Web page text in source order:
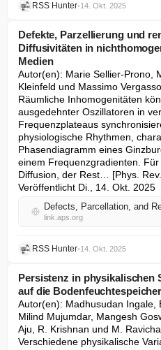
RSS Hunter•14. Okt. 2025
Defekte, Parzellierung und
Diffusivitäten in
Medien
Autor(en): Marie Sellier-Prono,
Kleinfeld und Massimo
Räumliche Inhomogenitäten
ausgedehnter Oszillatoren in
Frequenzplateaus
physiologische Rhythmen,
Phasendiagramm eines
einem Frequenzgradienten.
Diffusion, der Rest… [Phys.
Veröffentlicht Di., 14. Okt. 2025
link.aps.org
RSS Hunter•14. Okt. 2025
Persistenz in physikalischen
auf die
Autor(en): Madhusudan Ingale,
Milind Mujumdar, Mangesh
Aju, R. Krishnan und M.
Verschiedene physikalische